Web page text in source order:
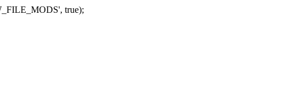
true);